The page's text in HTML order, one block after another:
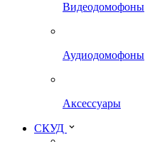
Видеодомофоны
Аудиодомофоны
Аксессуары
СКУД